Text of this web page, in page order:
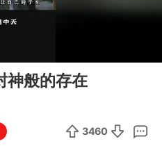
神般的存在
3460